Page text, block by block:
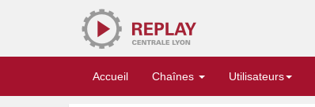
Replay
Accueil Chaînes Utilisateurs